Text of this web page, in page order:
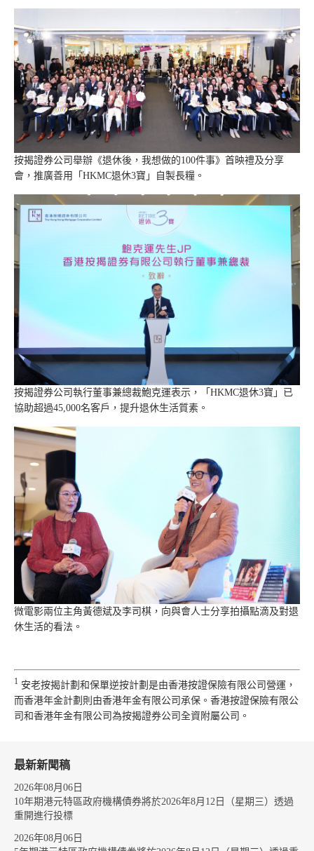
按揭證券公司舉辦《退休後，我想做的100件事》首映禮及分享
會，推廣善用「HKMC退休3寶」自製長糧。
按揭證券公司執行董事兼總裁鮑克運表示，「HKMC退休3寶」已
協助超過45,000名客戶，提升退休生活質素。
微電影兩位主角黃德斌及李司棋，向與會人士分享拍攝點滴及對退
休生活的看法。
1 安老按揭計劃和保單逆按計劃是由香港按證保險有限公司營運，
而香港年金計劃則由香港年金有限公司承保。香港按證保險有限公
司和香港年金有限公司為按揭證券公司全資附屬公司。
最新新聞稿
2026年08月06日
10年期港元特區政府機構債券將於2026年8月12日（星期三）透過
重開進行投標
2026年08月06日